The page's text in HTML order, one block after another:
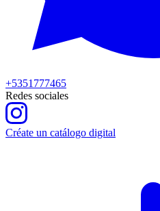
+5351777465
Redes sociales
Créate un catálogo digital